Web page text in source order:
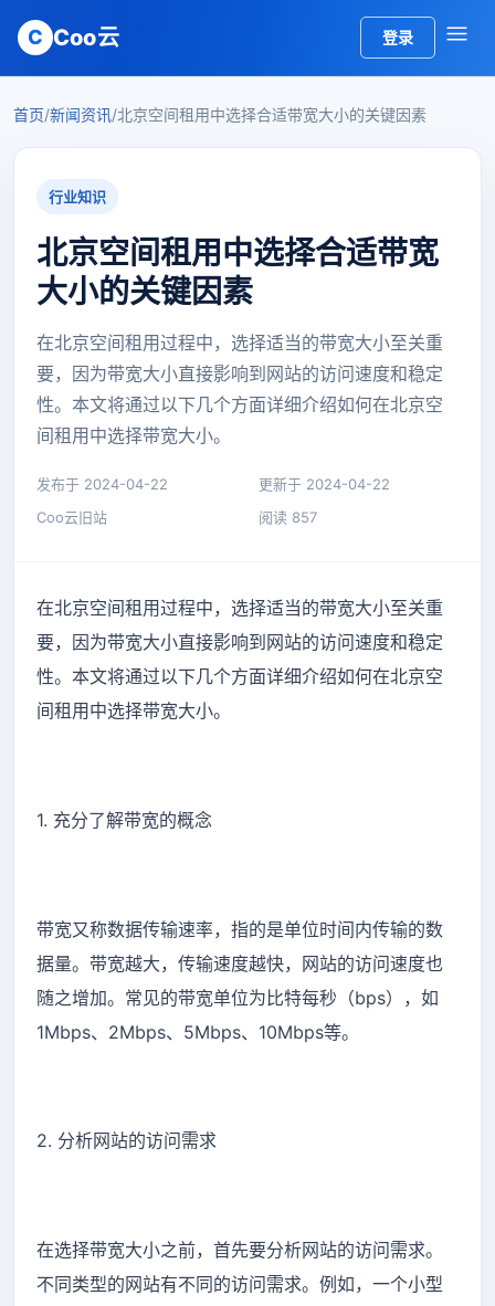
C Coo云 登录
首页/新闻资讯/北京空间租用中选择合适带宽大小的关键因素
行业知识
北京空间租用中选择合适带宽
大小的关键因素
在北京空间租用过程中，选择适当的带宽大小至关重
要，因为带宽大小直接影响到网站的访问速度和稳定
性。本文将通过以下几个方面详细介绍如何在北京空
间租用中选择带宽大小。
发布于 2024-04-22
更新于 2024-04-22
Coo云旧站
阅读 857
在北京空间租用过程中，选择适当的带宽大小至关重
要，因为带宽大小直接影响到网站的访问速度和稳定
性。本文将通过以下几个方面详细介绍如何在北京空
间租用中选择带宽大小。
1. 充分了解带宽的概念
带宽又称数据传输速率，指的是单位时间内传输的数
据量。带宽越大，传输速度越快，网站的访问速度也
随之增加。常见的带宽单位为比特每秒（bps），如
1Mbps、2Mbps、5Mbps、10Mbps等。
2. 分析网站的访问需求
在选择带宽大小之前，首先要分析网站的访问需求。
不同类型的网站有不同的访问需求。例如，一个小型